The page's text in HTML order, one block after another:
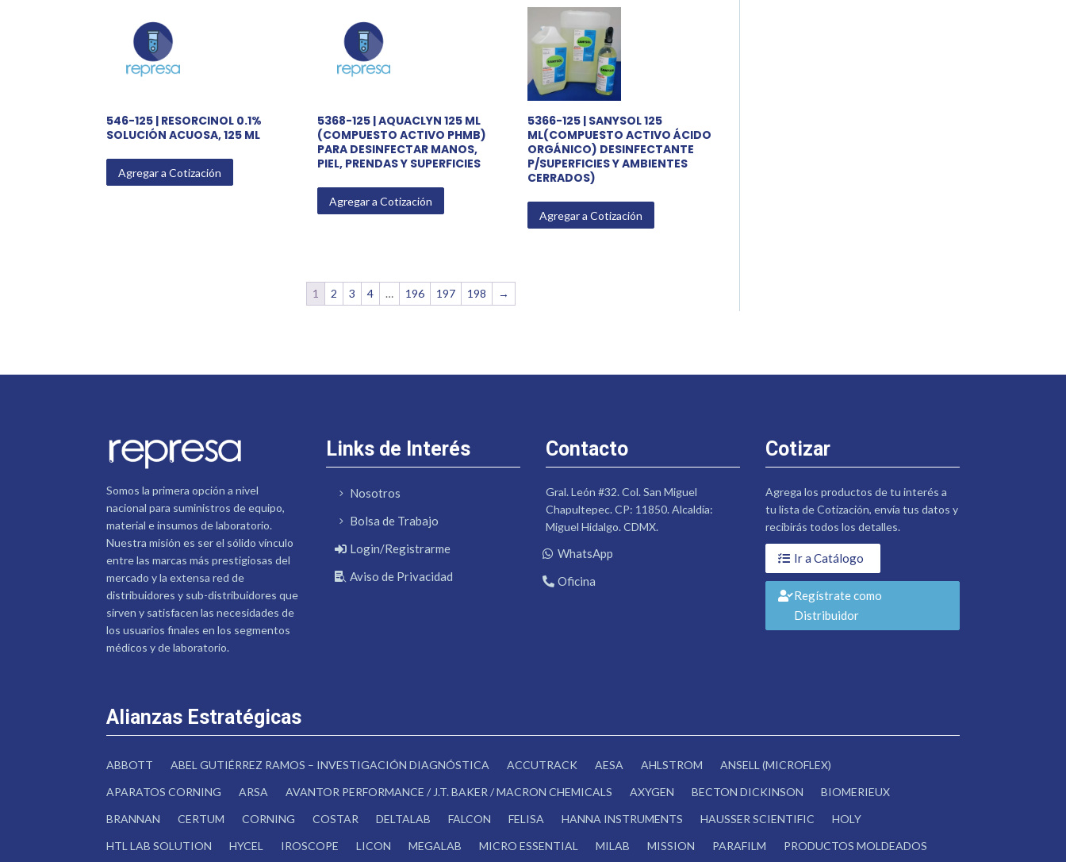
546-125 | RESORCINOL 0.1%
SOLUCIÓN ACUOSA, 125 ML
Agregar a Cotización
5368-125 | AQUACLYN 125 ML
(COMPUESTO ACTIVO PHMB)
PARA DESINFECTAR MANOS,
PIEL, PRENDAS Y SUPERFICIES
Agregar a Cotización
5366-125 | SANYSOL 125
ML(COMPUESTO ACTIVO ÁCIDO
ORGÁNICO) DESINFECTANTE
P/SUPERFICIES Y AMBIENTES
CERRADOS)
Agregar a Cotización
1 2 3 4 … 196 197 198 →
Somos la primera opción a nivel
nacional para suministros de equipo,
material e insumos de laboratorio.
Nuestra misión es ser el sólido vínculo
entre las marcas más prestigiosas del
mercado y la extensa red de
distribuidores y sub-distribuidores que
sirven y satisfacen las necesidades de
los usuarios finales en los segmentos
médicos y de laboratorio.
Links de Interés
Nosotros
Bolsa de Trabajo
Login/Registrarme
Aviso de Privacidad
Contacto
Gral. León #32. Col. San Miguel
Chapultepec. CP: 11850. Alcaldía:
Miguel Hidalgo. CDMX.
WhatsApp
Oficina
Cotizar
Agrega los productos de tu interés a
tu lista de Cotización, envía tus datos y
recibirás todos los detalles.
Ir a Catálogo
Regístrate como
Distribuidor
Alianzas Estratégicas
ABBOTT ABEL GUTIÉRREZ RAMOS – INVESTIGACIÓN DIAGNÓSTICA ACCUTRACK AESA AHLSTROM
ANSELL (MICROFLEX)
APARATOS CORNING
ARSA AVANTOR PERFORMANCE / J.T. BAKER / MACRON CHEMICALS AXYGEN BECTON DICKINSON
BIOMERIEUX
BRANNAN
CERTUM CORNING COSTAR DELTALAB FALCON FELISA HANNA INSTRUMENTS HAUSSER SCIENTIFIC
HOLY
HTL LAB SOLUTION
HYCEL IROSCOPE LICON MEGALAB MICRO ESSENTIAL MILAB MISSION PARAFILM PRODUCTOS MOLDEADOS